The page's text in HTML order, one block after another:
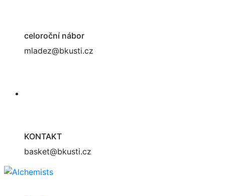
celoroční nábor
mladez@bkusti.cz
KONTAKT
basket@bkusti.cz